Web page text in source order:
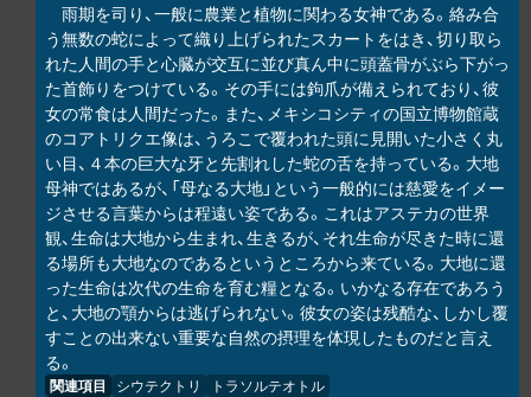
雨期を司り、一般に農業と植物に関わる女神である。絡み合
う無数の蛇によって織り上げられたスカートをはき、切り取ら
れた人間の手と心臓が交互に並び真ん中に頭蓋骨がぶら下がっ
た首飾りをつけている。その手には鉤爪が備えられており、彼
女の常食は人間だった。また、メキシコシティの国立博物館蔵
のコアトリクエ像は、うろこで覆われた頭に見開いた小さく丸
い目、４本の巨大な牙と先割れした蛇の舌を持っている。大地
母神ではあるが、「母なる大地」という一般的には慈愛をイメー
ジさせる言葉からは程遠い姿である。これはアステカの世界
観、生命は大地から生まれ、生きるが、それ生命が尽きた時に還
る場所も大地なのであるというところから来ている。大地に還
った生命は次代の生命を育む糧となる。いかなる存在であろう
と、大地の顎からは逃げられない。彼女の姿は残酷な、しかし覆
すことの出来ない重要な自然の摂理を体現したものだと言え
る。
関連項目 シウテクトリ トラソルテオトル